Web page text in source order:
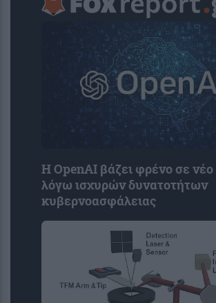
Η OpenAI βάζει φρένο σε
λόγω ισχυρών δυνατοτήτων
κυβερνοασφάλειας